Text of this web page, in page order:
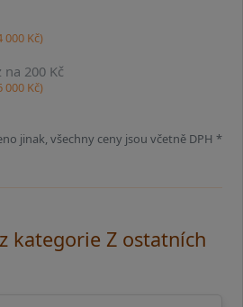
000Kč)
200 Kč
000Kč)
jinak, všechny ceny jsou včetně DPH *
kategorie Z ostatních